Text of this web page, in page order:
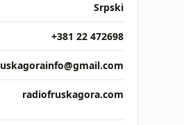
Srpski
+381 22 472698
radiofruskagora.com